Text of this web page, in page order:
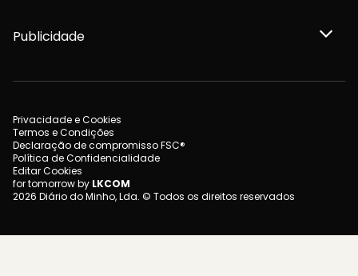
Publicidade
Privacidade e Cookies
Termos e Condições
Declaração de compromisso FSC®
Política de Confidencialidade
Editar Cookies
for tomorrow by LKCOM
2026 Diário do Minho, Lda. © Todos os direitos reservados